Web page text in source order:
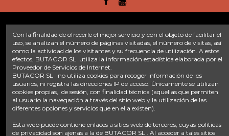
Enlaces
Inicio Sobre nosotros Contacte con nosotros
Aviso legal
Política de privacidad
Tratamiento de datos
Términos y condiciones
Plazos de envío
Contáctanos
638 28 57 85
info@fontacor.com
Con la finalidad de ofrecerle el mejor servicio y con el objeto de facilitar el
uso, se analizan el número de páginas visitadas, el número de visitas, así
como la actividad de los visitantes y su frecuencia de utilización. A estos
efectos, BUTACOR SL utiliza la información estadística elaborada por el
Proveedor de Servicios de Internet.
BUTACOR SL no utiliza cookies para recoger información de los
usuarios, ni registra las direcciones IP de acceso. Únicamente se utilizan
cookies propias, de sesión, con finalidad técnica (aquellas que permiten
al usuario la navegación a través del sitio web y la utilización de las
diferentes opciones y servicios que en ella existen).
Esta web puede contiene enlaces a sitios web de terceros, cuyas políticas
de privacidad son ajenas a la de BUTACOR SL . Al acceder a tales sitios